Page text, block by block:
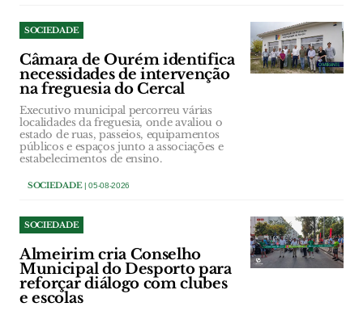
SOCIEDADE
Câmara de Ourém identifica
necessidades de intervenção
na freguesia do Cercal
Executivo municipal percorreu várias
localidades da freguesia, onde avaliou o
estado de ruas, passeios, equipamentos
públicos e espaços junto a associações e
estabelecimentos de ensino.
SOCIEDADE| 05-08-2026
SOCIEDADE
Almeirim cria Conselho
Municipal do Desporto para
reforçar diálogo com clubes
e escolas